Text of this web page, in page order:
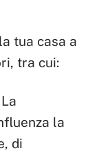
tua casa a
tra cui:
La
la
di